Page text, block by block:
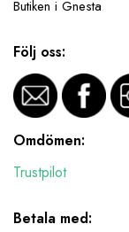
Butiken i Gnesta
Följ oss:
Omdömen:
Trustpilot
Betala med: